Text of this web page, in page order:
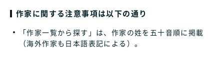
作家に関する注意事項は以下の通り
「作家一覧から探す」は、作家の姓を五十音順に掲載
（海外作家も日本語表記による）。